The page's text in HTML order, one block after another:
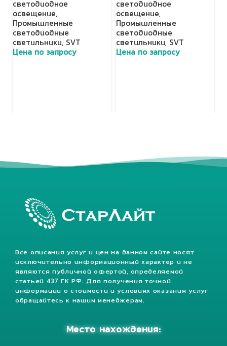
светодиодное
освещение,
Промышленные
светодиодные
светильники, SVT
Цена по запросу
светодиодное
освещение,
Промышленные
светодиодные
светильники, SVT
Цена по запросу
Все описания услуг и цен на данном сайте носят
исключительно информационный характер и не
являются публичной офертой, определяемой
статьей 437 ГК РФ. Для получения точной
информации о стоимости и условиях оказания услуг
обращайтесь к нашим менеджерам.
Место нахождения: